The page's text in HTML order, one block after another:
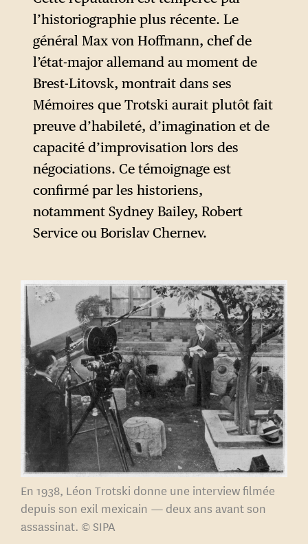
plusieurs traités secrets
conclus par la Russie tsariste
dans laPravdapour dénoncer
la diplomatie impérialiste et
provoquer un scandale
international, misant sur une
révolution mondiale.
Lors des négociations de
Brest-Litovsk (entre 1917 et
1918), Léon Trotski qui était à
la tête de la délégation
tactique non conventionnelle
et délibérément provocatrice :
il refusa de signer tout traité
en proclamant un état défini
comme n’étant « ni guerre, ni
paix », qu’il pensait
susceptible de provoquer une
révolution en Europe. Cette
solution se soldera par un
échec et la position de Trotski
sera totalement renversée par
la pratique stalinienne du
pouvoir.
l’historiographie plus récente. Le
général Max von Hoffmann, chef de
l’état-major allemand au moment de
Brest-Litovsk, montrait dans ses
Mémoires que Trotski aurait plutôt fait
preuve d’habileté, d’imagination et de
capacité d’improvisation lors des
négociations. Ce témoignage est
confirmé par les historiens,
notamment Sydney Bailey, Robert
Service ou Borislav Chernev.
En 1938, Léon Trotski donne une interview filmée
depuis son exil mexicain — deux ans avant son
assassinat. © SIPA